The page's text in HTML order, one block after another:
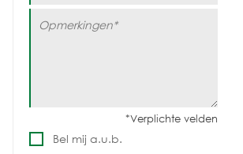
Bel mij a.u.b.